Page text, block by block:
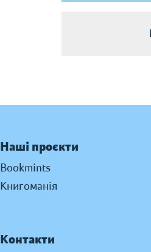
Наші проєкти
Bookmints
Книгоманія
Контакти